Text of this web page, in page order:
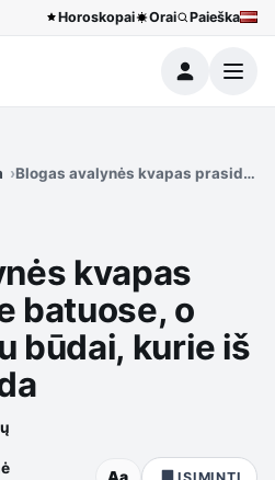
Horoskopai Orai Paieška
Meniu
Blogas avalynės kvapas
kvapas
batuose, o
būdai, kurie iš